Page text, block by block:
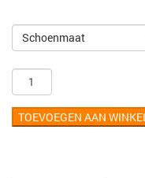
TOEVOEGEN AAN